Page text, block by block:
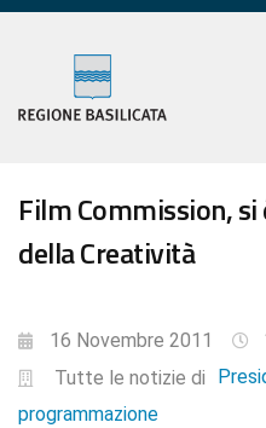
Film Commission,
della Creatività
16 Novembre 2011
Tutte le notizie di
programmazione